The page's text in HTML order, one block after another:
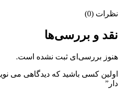
نظرات (0)
نقد و بررسی‌ها
هنوز بررسی‌ای ثبت نشده است.
اولین کسی باشید که دیدگاهی می
دار”